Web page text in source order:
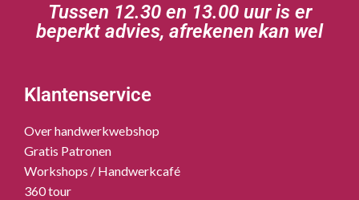
Tussen 12.30 en 13.00 uur is er
beperkt advies, afrekenen kan wel
Klantenservice
Over handwerkwebshop
Gratis Patronen
Workshops / Handwerkcafé
360 tour